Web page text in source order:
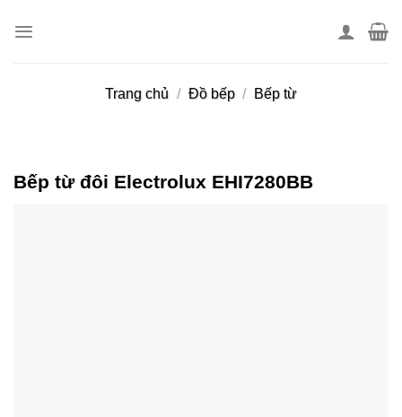
Trang chủ / Đồ bếp / Bếp từ
Bếp từ đôi Electrolux EHI7280BB